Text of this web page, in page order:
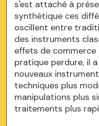
s'est attaché à
synthétique ces
oscillent entre
des instruments
effets de
pratique perdure, il
nouveaux
techniques plus
manipulations plus
traitements plus